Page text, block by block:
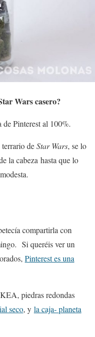
Wars casero?
de Pinterest al 100%.
deStar Wars, se lo
la cabeza hasta que lo
compartirla con
Si queréis ver un
Pinterest es una
piedras redondas
seco, y la caja- planeta